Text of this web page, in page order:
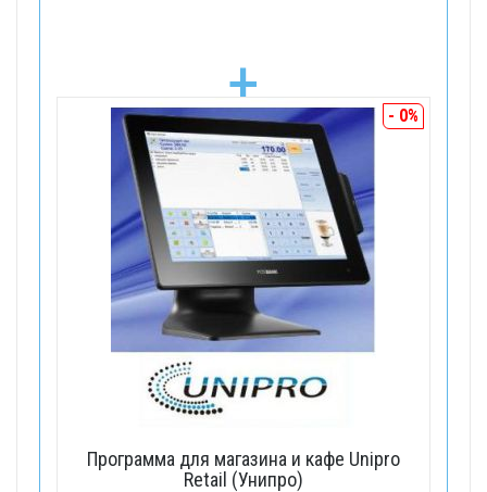
+ - 0%
Программа для магазина и кафе Unipro
Retail (Унипро)